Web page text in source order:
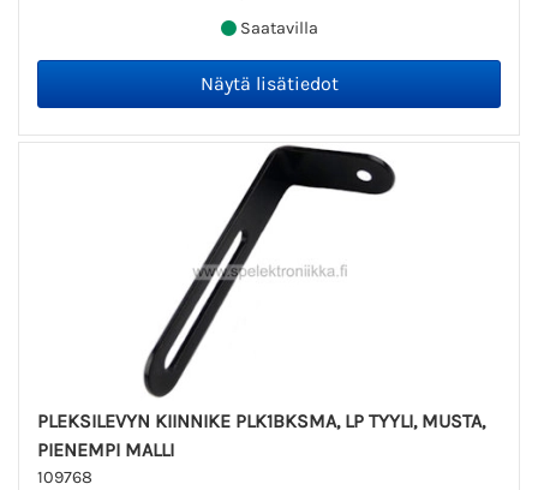
Saatavilla
PLEKSILEVYN KIINNIKE PLK1BKSMA, LP TYYLI, MUSTA,
PIENEMPI MALLI
109768